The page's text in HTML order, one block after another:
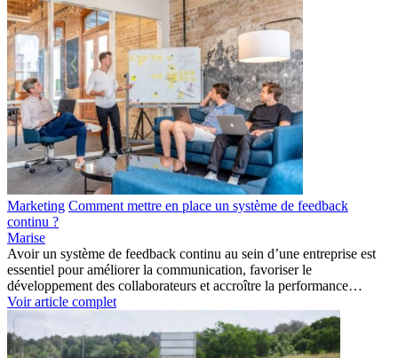
Marketing Comment mettre en place un système de feedback
continu ?
Marise
Avoir un système de feedback continu au sein d’une entreprise est
essentiel pour améliorer la communication, favoriser le
développement des collaborateurs et accroître la performance…
Voir article complet